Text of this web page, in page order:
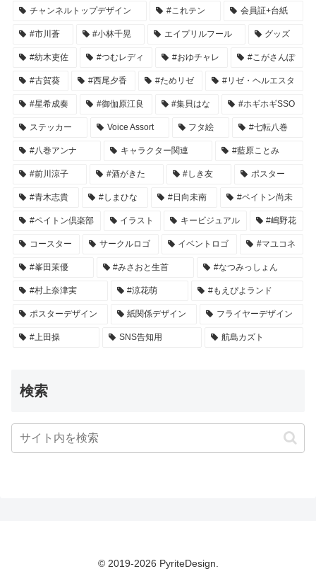
チャンネルトップデザイン #これテン 会員証+台紙
#市川蒼 #小林千晃 エイプリルフール グッズ
#紡木吏佐 #つむレディ #おゆチャレ #こがさんぽ
#古賀葵 #西尾夕香 #ためリゼ #リゼ・ヘルエスタ
#星希成奏 #御伽原江良 #集貝はな #ホギホギSSO
ステッカー Voice Assort フタ絵 #七転八巻
#八巻アンナ キャラクター関連 #藍原ことみ
#前川涼子 #酒がきた #しき友 ポスター
#青木志貴 #しまひな #日向未南 #ペイトン尚未
#ペイトン倶楽部 イラスト キービジュアル #嶋野花
コースター サークルロゴ イベントロゴ #マユコネ
#峯田茉優 #みさおと生首 #なつみっしょん
#村上奈津実 #涼花萌 #もえぴよランド
ポスターデザイン 紙関係デザイン フライヤーデザイン
#上田操 SNS告知用 航島カズト
検索
© 2019-2026 PyriteDesign.